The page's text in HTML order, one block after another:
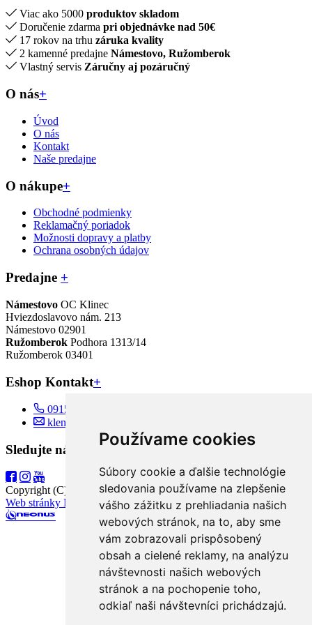
Používame cookies
Súbory cookie a ďalšie technológie
sledovania používame na zlepšenie
vášho zážitku z prehliadania našich
webových stránok, na to, aby sme
vám zobrazovali prispôsobený
obsah a cielené reklamy, na analýzu
návštevnosti našich webových
stránok a na pochopenie toho,
odkiaľ naši návštevníci prichádzajú.
Viac ako 5000 produktov skladom
Doručenie zdarma pri objednávke nad 50€
17 rokov na trhu záruka kvality
2 kamenné predajne Námestovo, Ružomberok
Vlastný servis Záručny aj pozáručný
O nás+
Úvod
O nás
Kontakt
Naše predajne
O nákupe+
Obchodné podmienky
Reklamačný poriadok
Možnosti dopravy a platby
Ochrana osobných údajov
Predajne +
Námestovo OC Klinec
Hviezdoslavovo nám. 213
Námestovo 02901
Ružomberok Podhora 1313/14
Ružomberok 03401
Eshop Kontakt+
0915 833 933
klenotyloren@gmail.com
Sledujte nás
Copyright (C) 2026 Klenoty Loren. Všetky práva vyhradené.
Web stránky NEONUS.sk